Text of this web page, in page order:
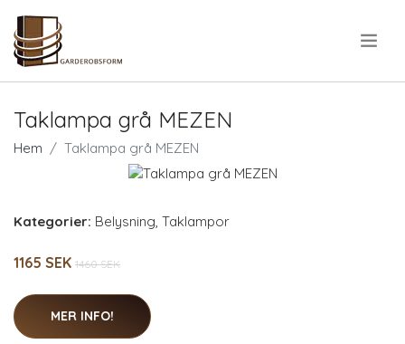
Taklampa grå MEZEN
Hem Taklampa grå MEZEN
Kategorier: Belysning Taklampor
1165 SEK 1460 SEK
MER INFO!